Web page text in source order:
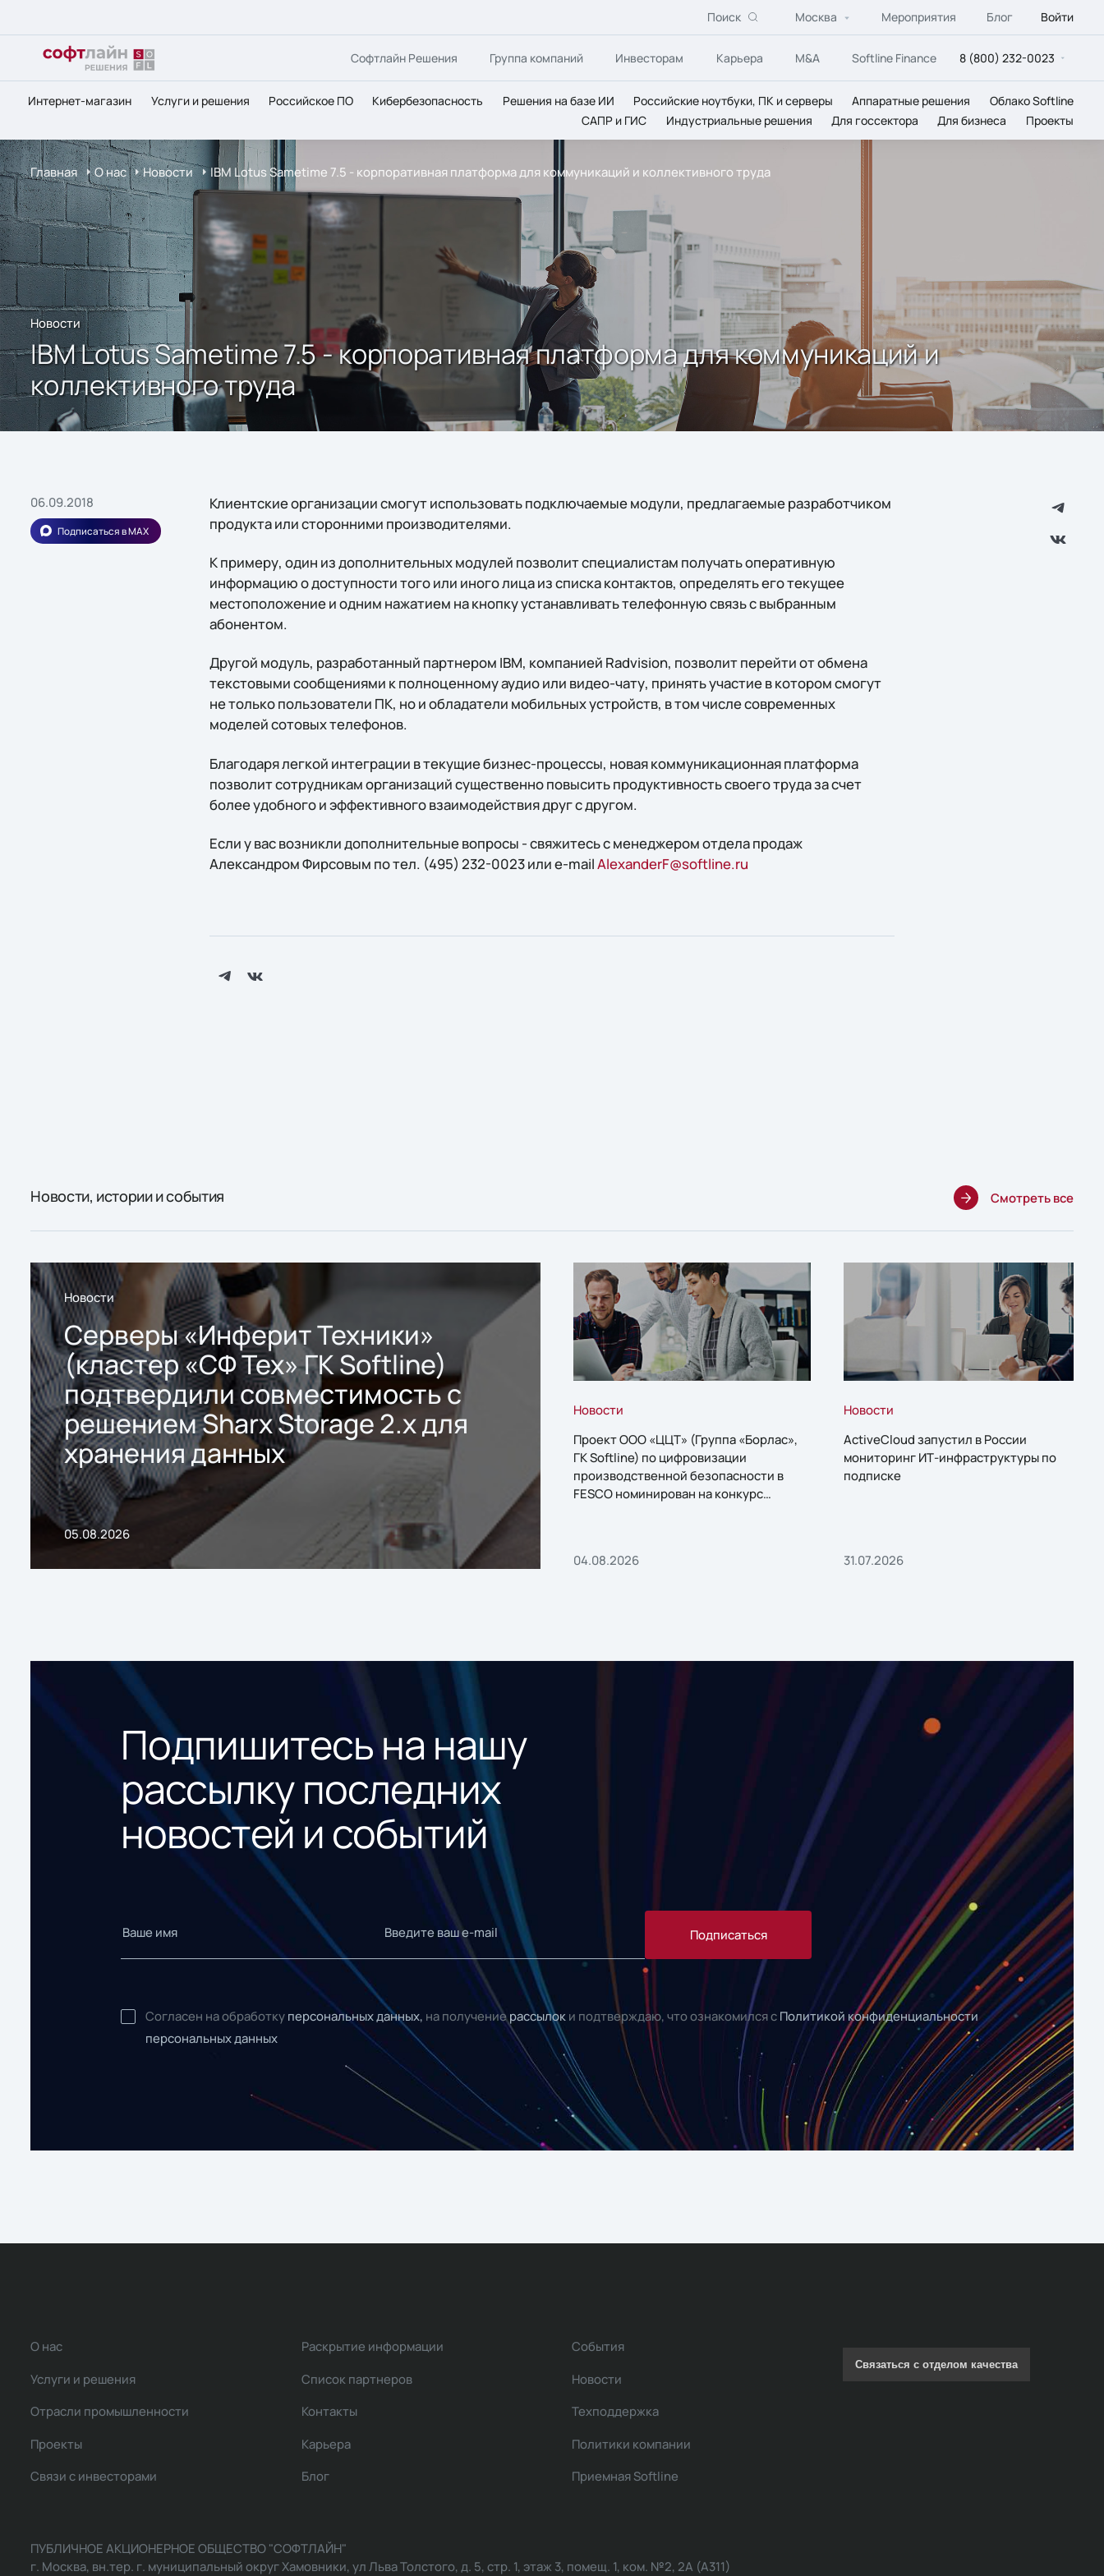
Поиск Москва Мероприятия Блог Войти
Софтлайн Решения Группа компаний Инвесторам Карьера M&A Softline Finance 8 (800) 232-0023
Интернет-магазин Услуги и решения Российское ПО Кибербезопасность Решения на базе ИИ Российские ноутбуки, ПК и серверы Аппаратные решения
Облако Softline
САПР и ГИС
Индустриальные решения Для госсектора Для бизнеса Проекты
Главная О нас Новости IBM Lotus Sametime 7.5 - корпоративная платформа для коммуникаций и коллективного труда
Новости
IBM Lotus Sametime 7.5 - корпоративная платформа для коммуникаций и
коллективного труда
06.09.2018
Подписаться в MAX
Клиентские организации смогут использовать подключаемые модули, предлагаемые разработчиком
продукта или сторонними производителями.
К примеру, один из дополнительных модулей позволит специалистам получать оперативную
информацию о доступности того или иного лица из списка контактов, определять его текущее
местоположение и одним нажатием на кнопку устанавливать телефонную связь с выбранным
абонентом.
Другой модуль, разработанный партнером IBM, компанией Radvision, позволит перейти от обмена
текстовыми сообщениями к полноценному аудио или видео-чату, принять участие в котором смогут
не только пользователи ПК, но и обладатели мобильных устройств, в том числе современных
моделей сотовых телефонов.
Благодаря легкой интеграции в текущие бизнес-процессы, новая коммуникационная платформа
позволит сотрудникам организаций существенно повысить продуктивность своего труда за счет
более удобного и эффективного взаимодействия друг с другом.
Если у вас возникли дополнительные вопросы - свяжитесь с менеджером отдела продаж
Александром Фирсовым по тел. (495) 232-0023 или e-mailAlexanderF@softline.ru
Новости, истории и события Смотреть все
Новости
Серверы «Инферит Техники»
(кластер «СФ Тех» ГК Softline)
подтвердили совместимость с
решением Sharx Storage 2.x для
хранения данных
05.08.2026
Новости
Проект ООО «ЦЦТ» (Группа «Борлас»,
ГК Softline) по цифровизации
производственной безопасности в
FESCO номинирован на конкурс
04.08.2026
Новости
ActiveCloud запустил в России
мониторинг ИТ-инфраструктуры по
подписке
31.07.2026
Подпишитесь на нашу
рассылку последних
новостей и событий
Подписаться
Согласен на обработку персональных данных, на получениерассылок и подтверждаю, что ознакомился с Политикой конфиденциальности
персональных данных
О нас
Услуги и решения
Отрасли промышленности
Проекты
Связи с инвесторами
Раскрытие информации
Список партнеров
Контакты
Карьера
Блог
События
Новости
Техподдержка
Политики компании
Приемная Softline
Связаться с отделом качества
ПУБЛИЧНОЕ АКЦИОНЕРНОЕ ОБЩЕСТВО "СОФТЛАЙН"
г. Москва, вн.тер. г. муниципальный округ Хамовники, ул Льва Толстого, д. 5, стр. 1, этаж 3, помещ. 1, ком. №2, 2А (А311)